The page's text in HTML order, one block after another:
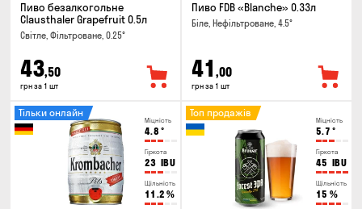
Пиво безалкогольне
Clausthaler Grapefruit 0.5л
Світле, Фільтроване, 0.25°
43,50
грн за 1 шт
Пиво FDB «Blanche» 0.33л
Біле, Нефільтроване, 4.5°
41 ,00
грн за 1 шт
Міцність
4.8 °
Гіркота
23 IBU
Щільність
11.2 %
Тільки онлайн
Міцність
5.7 °
Гіркота
45 IBU
Щільність
15 %
Топ продажів